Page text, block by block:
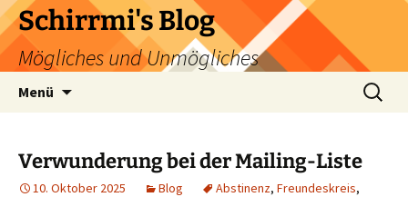
Zum
Inhalt
springen
Schirrmi's Blog
Mögliches und Unmögliches
Menü
Suchen
nach:
Verwunderung bei der Mailing-Liste
10. Oktober 2025 Blog Abstinenz, Freundeskreis,